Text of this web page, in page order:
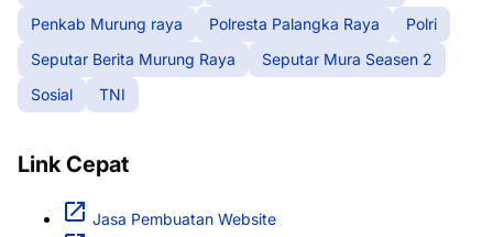
Penkab Murung raya
Polresta Palangka Raya
Polri
Seputar Berita Murung Raya
Seputar Mura Seasen 2
Sosial
TNI
Link Cepat
Jasa Pembuatan Website